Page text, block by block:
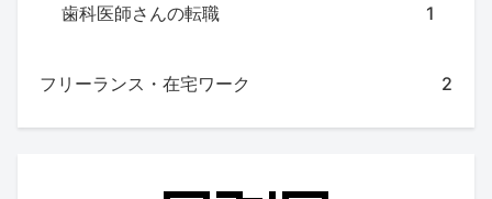
歯科医師さんの転職 1
フリーランス・在宅ワーク 2